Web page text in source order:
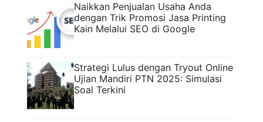
Naikkan Penjualan Usaha Anda
dengan Trik Promosi Jasa Printing
Kain Melalui SEO di Google
Strategi Lulus dengan Tryout Online
Ujian Mandiri PTN 2025: Simulasi
Soal Terkini